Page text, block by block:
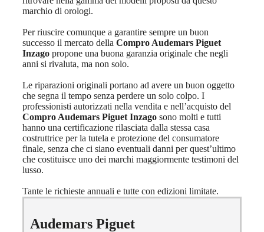
marchio di orologi.
Per riuscire comunque a garantire sempre un buon
successo il mercato della Compro Audemars Piguet
Inzago propone una buona garanzia originale che negli
anni si rivaluta, ma non solo.
Le riparazioni originali portano ad avere un buon oggetto
che segna il tempo senza perdere un solo colpo. I
professionisti autorizzati nella vendita e nell’acquisto del
Compro Audemars Piguet Inzago sono molti e tutti
hanno una certificazione rilasciata dalla stessa casa
costruttrice per la tutela e protezione del consumatore
finale, senza che ci siano eventuali danni per quest’ultimo
che costituisce uno dei marchi maggiormente testimoni del
lusso.
Tante le richieste annuali e tutte con edizioni limitate.
Audemars Piguet